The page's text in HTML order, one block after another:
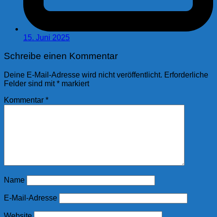
15. Juni 2025
Schreibe einen Kommentar
Deine E-Mail-Adresse wird nicht veröffentlicht. Erforderliche
Felder sind mit* markiert
Kommentar *
Name
E-Mail-Adresse